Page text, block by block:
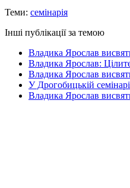
Теми: семінарія
Інші публікації за темою
Владика Ярослав
Владика Ярослав:
Владика Ярослав
У Дрогобицькій
Владика Ярослав